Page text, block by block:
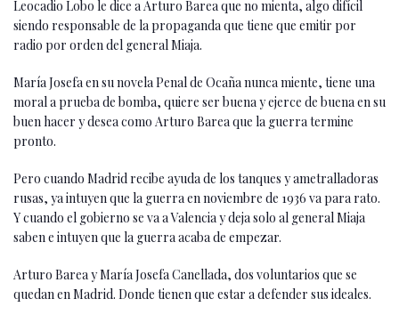
Leocadio Lobo le dice a Arturo Barea que no mienta, algo difícil
siendo responsable de la propaganda que tiene que emitir por
radio por orden del general Miaja.
María Josefa en su novela Penal de Ocaña nunca miente, tiene una
moral a prueba de bomba, quiere ser buena y ejerce de buena en su
buen hacer y desea como Arturo Barea que la guerra termine
pronto.
Pero cuando Madrid recibe ayuda de los tanques y ametralladoras
rusas, ya intuyen que la guerra en noviembre de 1936 va para rato.
Y cuando el gobierno se va a Valencia y deja solo al general Miaja
saben e intuyen que la guerra acaba de empezar.
Arturo Barea y María Josefa Canellada, dos voluntarios que se
quedan en Madrid. Donde tienen que estar a defender sus ideales.